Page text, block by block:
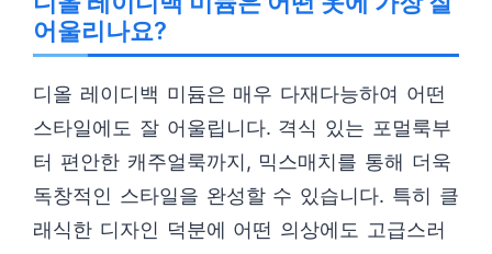
어울리나요?
디올 레이디백 미듐은 매우 다재다능하여 어떤
스타일에도 잘 어울립니다. 격식 있는 포멀룩부
터 편안한 캐주얼룩까지, 믹스매치를 통해 더욱
독창적인 스타일을 완성할 수 있습니다. 특히 클
래식한 디자인 덕분에 어떤 의상에도 고급스러